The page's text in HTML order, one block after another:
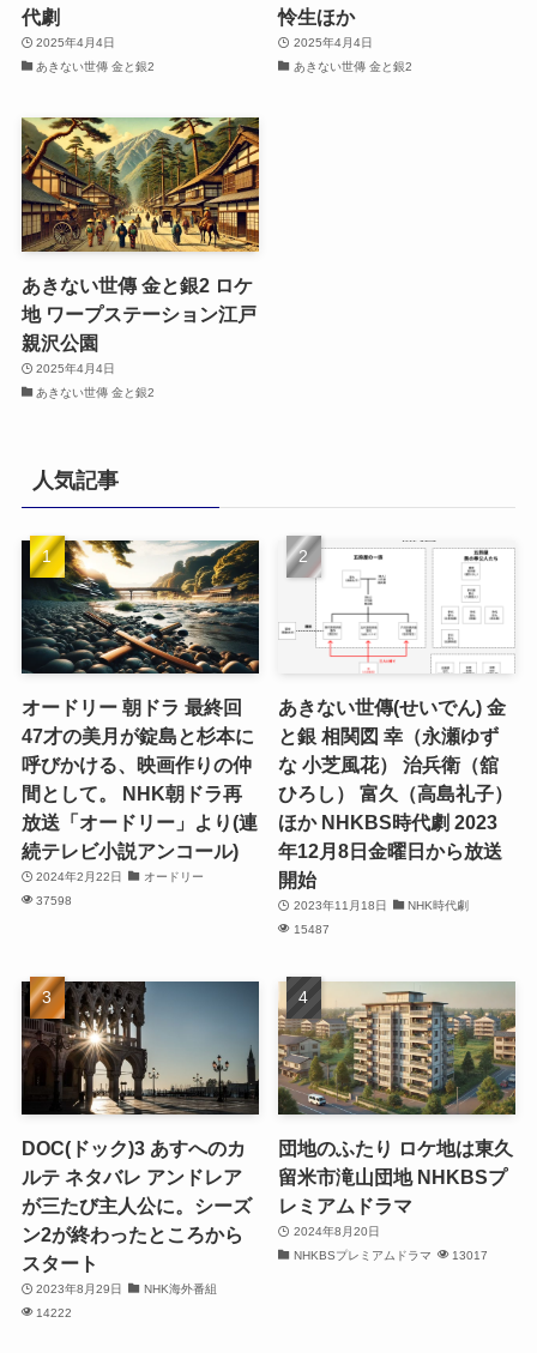
代劇
2025年4月4日
あきない世傳 金と銀2
怜生ほか
2025年4月4日
あきない世傳 金と銀2
あきない世傳 金と銀2 ロケ
地 ワープステーション江戸
親沢公園
2025年4月4日
あきない世傳 金と銀2
人気記事
オードリー 朝ドラ 最終回
47才の美月が錠島と杉本に
呼びかける、映画作りの仲
間として。 NHK朝ドラ再
放送「オードリー」より(連
続テレビ小説アンコール)
2024年2月22日
オードリー
37598
あきない世傳(せいでん) 金
と銀 相関図 幸（永瀬ゆず
な 小芝風花） 治兵衛（舘
ひろし） 富久（高島礼子）
ほか NHKBS時代劇 2023
年12月8日金曜日から放送
開始
2023年11月18日
NHK時代劇
15487
DOC(ドック)3 あすへのカ
ルテ ネタバレ アンドレア
が三たび主人公に。シーズ
ン2が終わったところから
スタート
2023年8月29日
NHK海外番組
14222
団地のふたり ロケ地は東久
留米市滝山団地 NHKBSプ
レミアムドラマ
2024年8月20日
NHKBSプレミアムドラマ
13017